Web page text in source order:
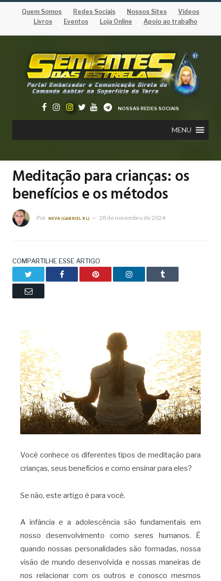
Quem Somos Redes Sociais Nossos Sites
Vídeos
Livros
Eventos Loja Online Apoio ao trabalho
NOSSAS REDES SOCIAIS
MENU
Meditação para crianças: os
benefícios e os métodos
Por NEVA (GABRIEL RL) 28 de novembro de 2024
COMPARTILHE ESSE ARTIGO
Facebook Pinterest LinkedIn Tumblr
Email
Você conhece os diferentes tipos de meditação para
crianças, seus benefícios e como ensinar para eles?
Se não, este artigo é para você.
A infância e a adolescência são fundamentais em
nosso desenvolvimento como seres humanos. É
quando nossas personalidades são formadas, nossa
visão de mundo desenvolvida e nossas maneiras de
nos relacionar com os outros e conosco mesmos